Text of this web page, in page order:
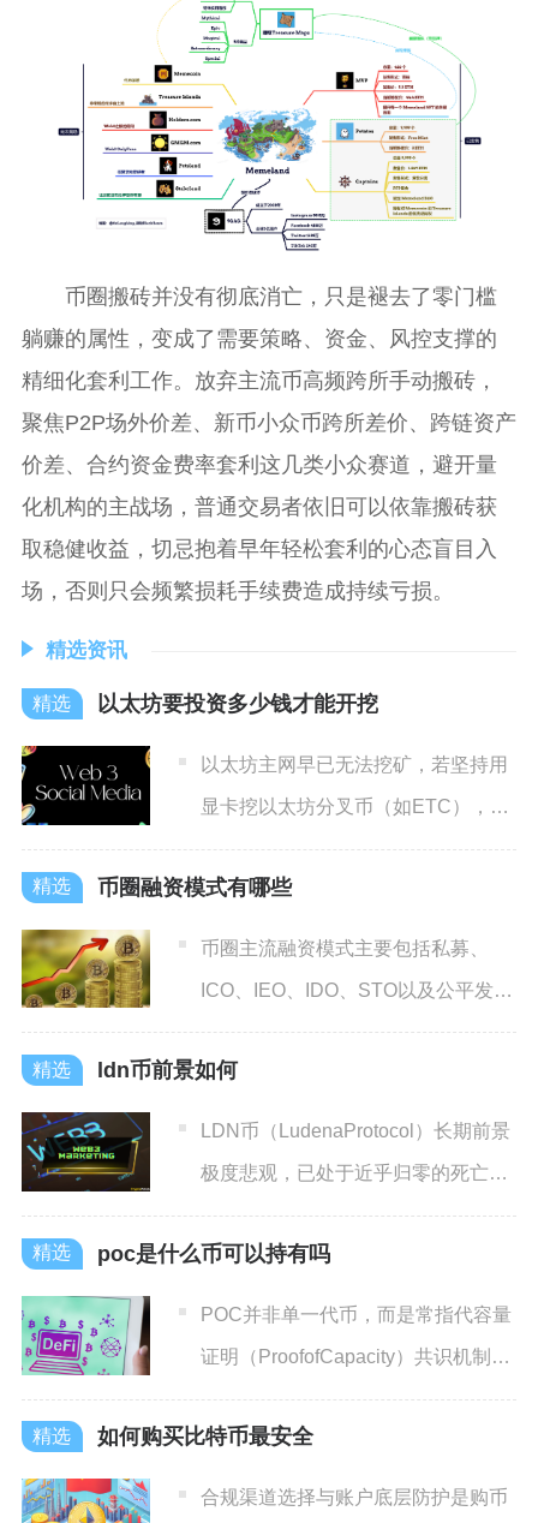
币圈搬砖并没有彻底消亡，只是褪去了零门槛
躺赚的属性，变成了需要策略、资金、风控支撑的
精细化套利工作。放弃主流币高频跨所手动搬砖，
聚焦P2P场外价差、新币小众币跨所差价、跨链资产
价差、合约资金费率套利这几类小众赛道，避开量
化机构的主战场，普通交易者依旧可以依靠搬砖获
取稳健收益，切忌抱着早年轻松套利的心态盲目入
场，否则只会频繁损耗手续费造成持续亏损。
精选资讯
以太坊要投资多少钱才能开挖
以太坊主网早已无法挖矿，若坚持用
显卡挖以太坊分叉币（如ETC），单
台6卡矿机起步约2万元；
币圈融资模式有哪些
币圈主流融资模式主要包括私募、
ICO、IEO、IDO、STO以及公平发射
这六大类，覆盖从早
ldn币前景如何
LDN币（LudenaProtocol）长期前景
极度悲观，已处于近乎归零的死亡状
态，短期无
poc是什么币可以持有吗
POC并非单一代币，而是常指代容量
证明（ProofofCapacity）共识机制及
采用该机
如何购买比特币最安全
合规渠道选择与账户底层防护是购币